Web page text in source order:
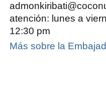
atención: lunes a
12:30 pm
Más sobre la